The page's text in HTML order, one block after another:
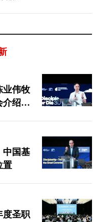
业伟牧
介绍福
中国基
置
度圣职